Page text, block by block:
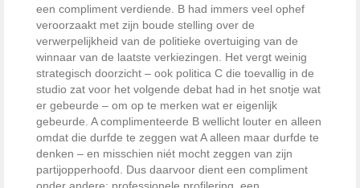
een compliment verdiende. B had immers veel ophef
veroorzaakt met zijn boude stelling over de
verwerpelijkheid van de politieke overtuiging van de
winnaar van de laatste verkiezingen. Het vergt weinig
strategisch doorzicht – ook politica C die toevallig in de
studio zat voor het volgende debat had in het snotje wat
er gebeurde – om op te merken wat er eigenlijk
gebeurde. A complimenteerde B wellicht louter en alleen
omdat die durfde te zeggen wat A alleen maar durfde te
denken – en misschien niét mocht zeggen van zijn
partijopperhoofd. Dus daarvoor dient een compliment